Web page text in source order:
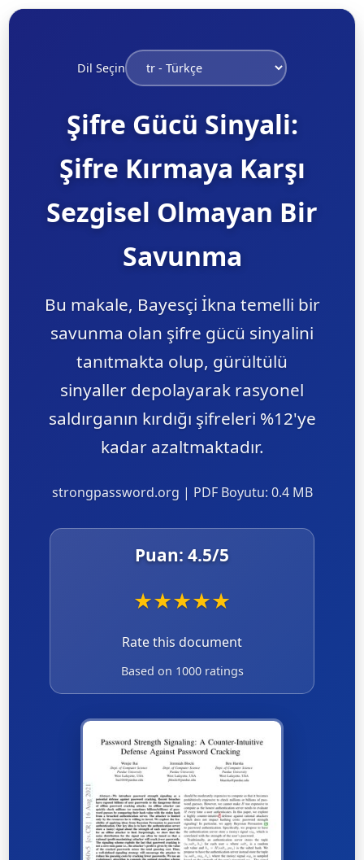
Dil Seçin
Şifre Gücü Sinyali:
Şifre Kırmaya Karşı
Sezgisel Olmayan Bir
Savunma
Bu makale, Bayesçi İkna temelli bir
savunma olan şifre gücü sinyalini
tanıtmakta olup, gürültülü
sinyaller depolayarak rasyonel
saldırganın kırdığı şifreleri %12'ye
kadar azaltmaktadır.
strongpassword.org | PDF Boyutu: 0.4 MB
Puan: 4.5/5
★★★★★
Rate this document
Based on 1000 ratings